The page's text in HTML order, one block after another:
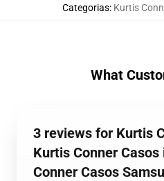
Categorias: Kurtis
What
3 reviews for Kurtis
Kurtis Conner
Conner Casos